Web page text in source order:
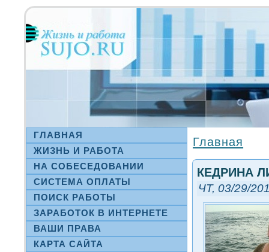
ГЛАВНАЯ
ЖИЗНЬ И РАБОТА
НА СΟБЕСЕДОВАНИИ
СИСТЕМА ОПЛАТЫ
ПОИСК РАБОТЫ
ЗАРАБОТОК В ИНТЕРНЕТЕ
ВАШИ ПРАВА
КАРТА САЙТА
Главная
КЕДРИНА
ЧТ, 03/29/